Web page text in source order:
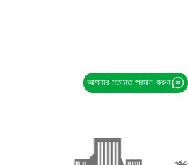
আপনার মতামত প্রদান করুন